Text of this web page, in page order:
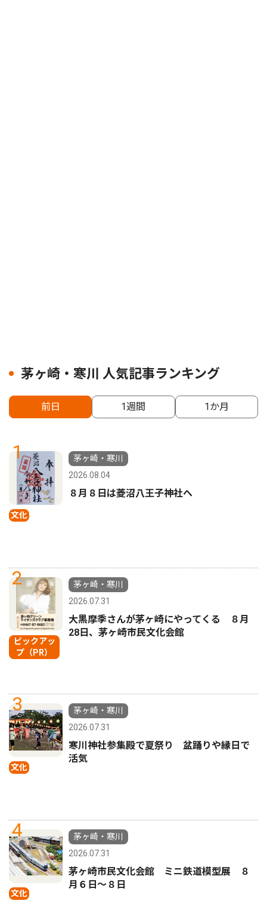
茅ヶ崎・寒川 人気記事ランキング
前日 1週間 1か月
1
文化
茅ヶ崎・寒川
2026.08.04
８月８日は菱沼八王子神社へ
2
ピックアッ
プ（PR）
茅ヶ崎・寒川
2026.07.31
大黒摩季さんが茅ヶ崎にやってくる ８月
28日、茅ヶ崎市民文化会館
3
文化
茅ヶ崎・寒川
2026.07.31
寒川神社参集殿で夏祭り 盆踊りや縁日で
活気
4
文化
茅ヶ崎・寒川
2026.07.31
茅ヶ崎市民文化会館 ミニ鉄道模型展 ８
月６日〜８日